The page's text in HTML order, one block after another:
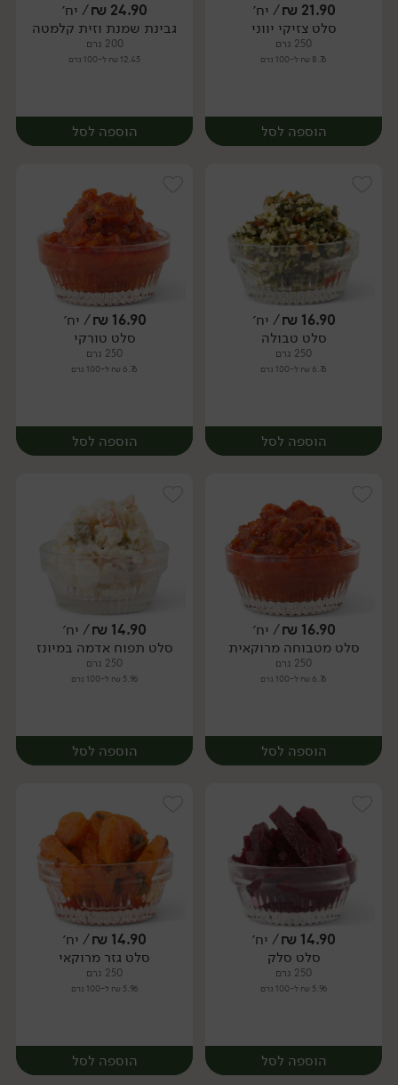
יח׳ יח׳
21.90
₪/ יח׳
סלט צזיקי יווני
250 גרם
8.76 ₪ ל-100 גרם
הוספה לסל
יח׳
24.90
₪/ יח׳
גבינת שמנת וזית קלמטה
200 גרם
12.45 ₪ ל-100 גרם
הוספה לסל
יח׳
16.90
₪/ יח׳
סלט טבולה
250 גרם
6.76 ₪ ל-100 גרם
הוספה לסל
יח׳
16.90
₪/ יח׳
סלט טורקי
250 גרם
6.76 ₪ ל-100 גרם
הוספה לסל
יח׳
16.90
₪/ יח׳
סלט מטבוחה מרוקאית
250 גרם
6.76 ₪ ל-100 גרם
הוספה לסל
יח׳
14.90
₪/ יח׳
סלט תפוח אדמה במיונז
250 גרם
5.96 ₪ ל-100 גרם
הוספה לסל
יח׳
14.90
₪/ יח׳
סלט סלק
250 גרם
5.96 ₪ ל-100 גרם
הוספה לסל
14.90
₪/ יח׳
סלט גזר מרוקאי
250 גרם
5.96 ₪ ל-100 גרם
הוספה לסל